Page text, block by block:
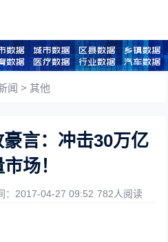
闻 >其他
言：冲击30万亿
场！
：2017-04-27 09:52 782人阅读